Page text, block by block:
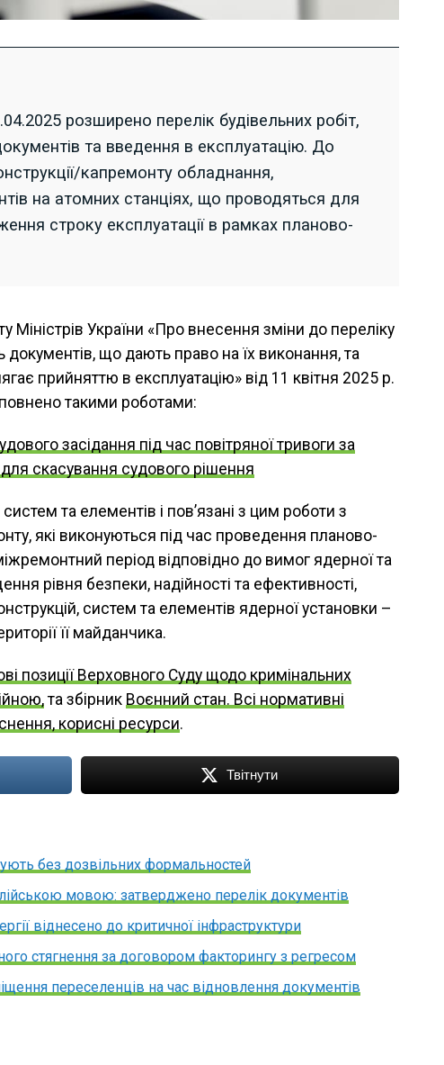
розширено перелік будівельних робіт,
та введення в експлуатацію. До
капремонту обладнання,
на атомних станціях, що проводяться для
строку експлуатації в рамках планово-
Міністрів України «Про внесення зміни до переліку
документів, що дають право на їх виконання, та
прийняттю в експлуатацію» від 11 квітня 2025 р.
такими роботами:
засідання під час повітряної тривоги за
для скасування судового рішення
та елементів і пов’язані з цим роботи з
які виконуються під час проведення планово-
період відповідно до вимог ядерної та
рівня безпеки, надійності та ефективності,
систем та елементів ядерної установки –
її майданчика.
позиції Верховного Суду щодо кримінальних
та збірник Воєнний стан. Всі нормативні
корисні ресурси.
Твітнути
без дозвільних формальностей
мовою: затверджено перелік документів
віднесено до критичної інфраструктури
стягнення за договором факторингу з регресом
переселенців на час відновлення документів